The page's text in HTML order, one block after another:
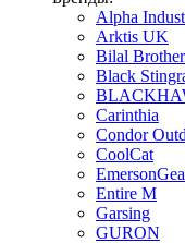
Alpha
Arktis UK
Bilal
Black
Carinthia
Condor
CoolCat
Entire M
Garsing
GURON